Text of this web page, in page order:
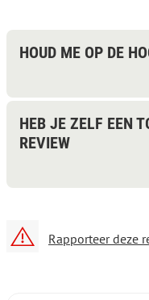
HOUD ME OP DE
HEB JE ZELF EEN
REVIEW
Rapporteer deze